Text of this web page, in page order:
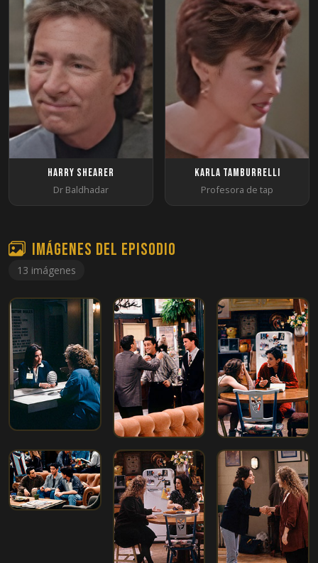
Harry Shearer
Dr Baldhadar
Karla Tamburrelli
Profesora de tap
Imágenes del episodio
13 imágenes